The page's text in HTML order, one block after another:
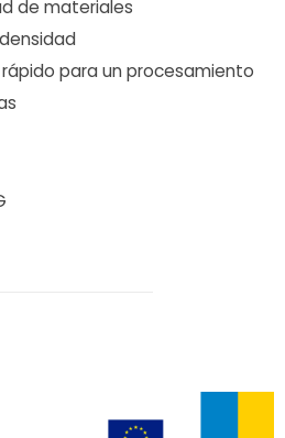
de materiales
para un procesamiento